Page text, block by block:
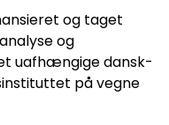
og taget
og
uafhængige dansk-
på vegne